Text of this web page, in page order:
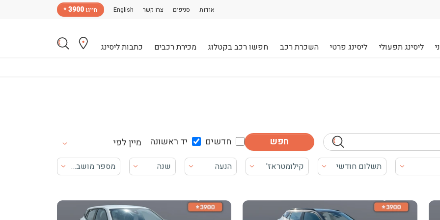
אודות סניפים צרו קשר English חייגו 3900
*
ליסינג תפעולי ליסינג פרטי השכרת רכב חפשו רכב בקטלוג מכירת רכבים כתבות ליסינג
חדשים יד ראשונה
מיין לפי
תשלום חודשי קילומטראז' הנעה שנה מספר מושבים